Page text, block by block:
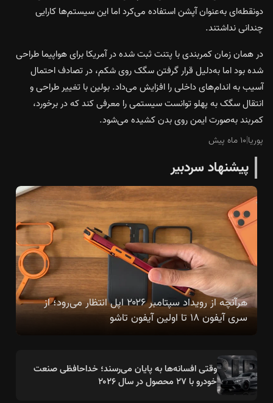
دو‌نقطه‌ای به‌عنوان آپشن استفاده می‌کرد اما این سیستم‌ها کارایی
چندانی نداشتند.
در همان زمان کمربندی با پتنت ثبت‌ شده در آمریکا برای هواپیما طراحی
شده بود اما به‌دلیل قرار گرفتن سگک روی شکم، در تصادف احتمال
آسیب به اندام‌های داخلی را افزایش می‌داد. بولین با تغییر طراحی و
انتقال سگک به پهلو توانست سیستمی را معرفی کند که در برخورد،
کمربند به‌صورت ایمن روی بدن کشیده می‌شود.
پوریا|۱۰ ماه پیش
پیشنهاد سردبیر
هرآنچه از رویداد سپتامبر ۲۰۲۶ اپل انتظار می‌رود؛ از
سری آیفون ۱۸ تا اولین آیفون تاشو
وقتی افسانه‌ها به پایان می‌رسند؛ خداحافظی صنعت
خودرو با ۲۷ محصول در سال ۲۰۲۶